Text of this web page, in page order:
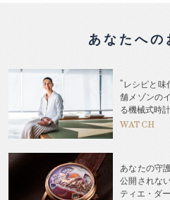
あなたへの
"レシピと味
舗メゾンの
る機械式時
WATCH
あなたの守
公開されな
ティエ・ダ